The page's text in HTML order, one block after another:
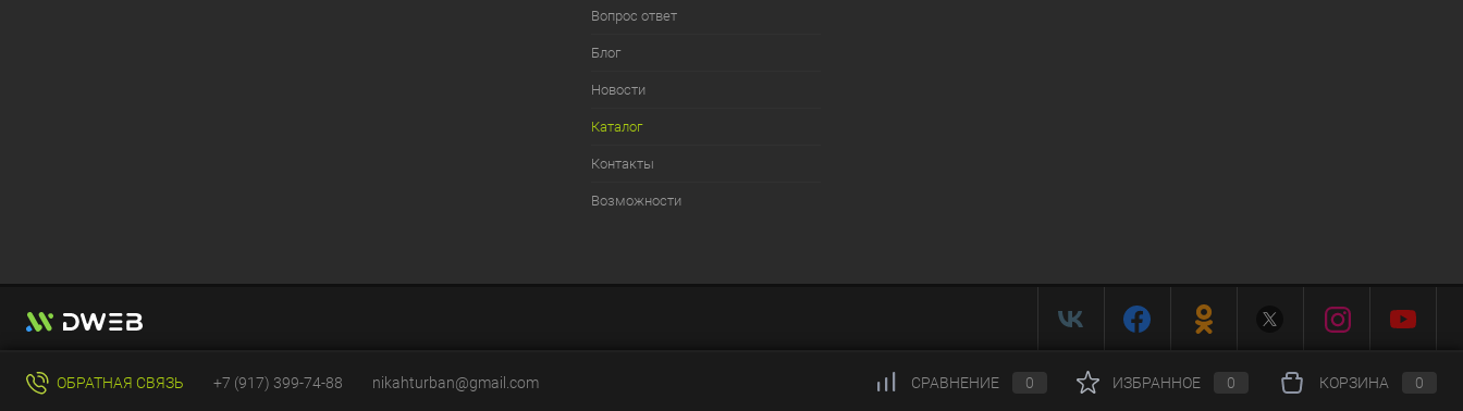
Вопрос ответ
Блог
Новости
Каталог
Контакты
Возможности
ОБРАТНАЯ СВЯЗЬ +7 (917) 399-74-88 nikahturban@gmail.com СРАВНЕНИЕ 0 ИЗБРАННОЕ 0 КОРЗИНА 0